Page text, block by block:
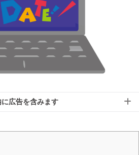
広告を含みます